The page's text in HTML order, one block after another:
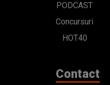
PODCAST
Concursuri
HOT40
Contact